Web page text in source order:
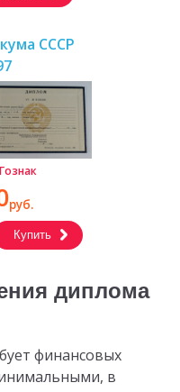
СССР
руб.
Купить
диплома
финансовых
в